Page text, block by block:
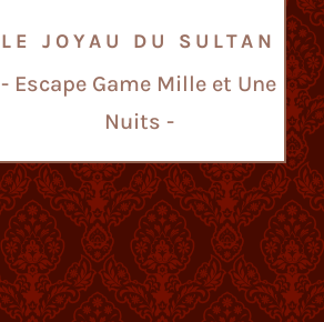
LE JOYAU DU SULTAN
- Escape Game Mille et Une
Nuits -